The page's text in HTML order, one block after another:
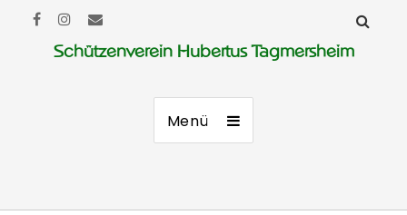
Schützenverein Hubertus Tagmersheim
Menü